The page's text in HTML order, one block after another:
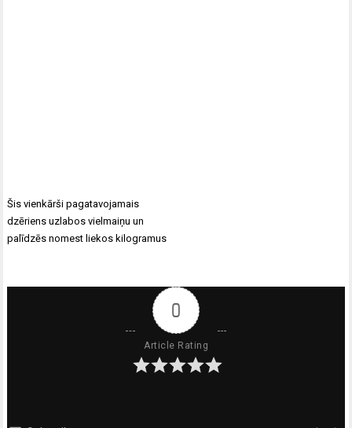
Ziņu
izvēlne
Šis vienkārši pagatavojamais
dzēriens uzlabos vielmaiņu un
palīdzēs nomest liekos kilogramus
0
Article Rating